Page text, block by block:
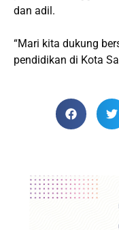
dan adil.
“Mari kita dukung
pendidikan di Kota